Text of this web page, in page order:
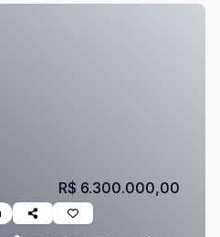
R$ 6.300.000,00